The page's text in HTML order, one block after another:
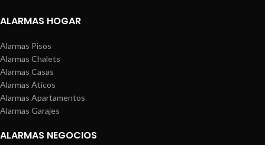
ALARMAS HOGAR
Alarmas Pisos
Alarmas Chalets
Alarmas Casas
Alarmas Áticos
Alarmas Apartamentos
Alarmas Garajes
ALARMAS NEGOCIOS